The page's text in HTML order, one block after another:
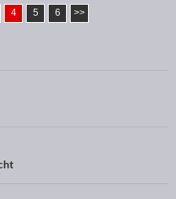
4 5 6 >>